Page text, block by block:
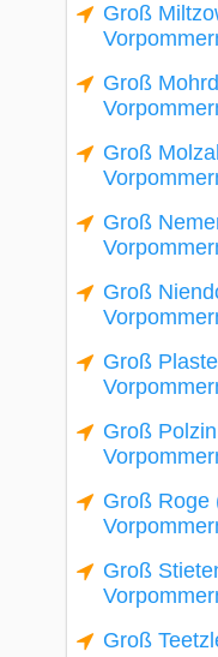
Groß
Groß
Groß
Groß
Groß
Groß
Groß
Groß Roge
Groß
Groß